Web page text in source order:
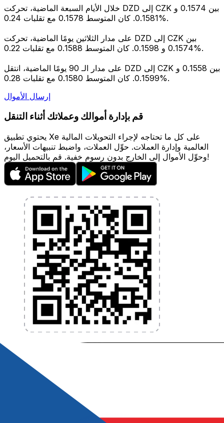
خلال الأيام السبعة الماضية، تحركت DZD إلى CZK بين 0.1574 و
0.1581. كان المتوسط 0.1578 مع تقلبات 0.24%.
على مدار الثلاثين يومًا الماضية، تحركت DZD إلى CZK بين
0.1574 و 0.1598. كان المتوسط 0.1588 مع تقلبات 0.22%.
على مدار الـ 90 يومًا الماضية، انتقل DZD إلى CZK بين 0.1558 و
0.1599. كان المتوسط 0.1580 مع تقلبات 0.28%.
إرسال الأموال
قم بإدارة أموالك وعملاتك أثناء التنقل
يحتوي تطبيق Xe على كل ما تحتاجه لإجراء التحويلات المالية
العالمية وإدارة العملات. حوِّل العملات، واضبط تنبيهات الأسعار،
وحوِّل الأموال إلى الخارج بدون رسوم خفية. قم بالتحميل اليوم!